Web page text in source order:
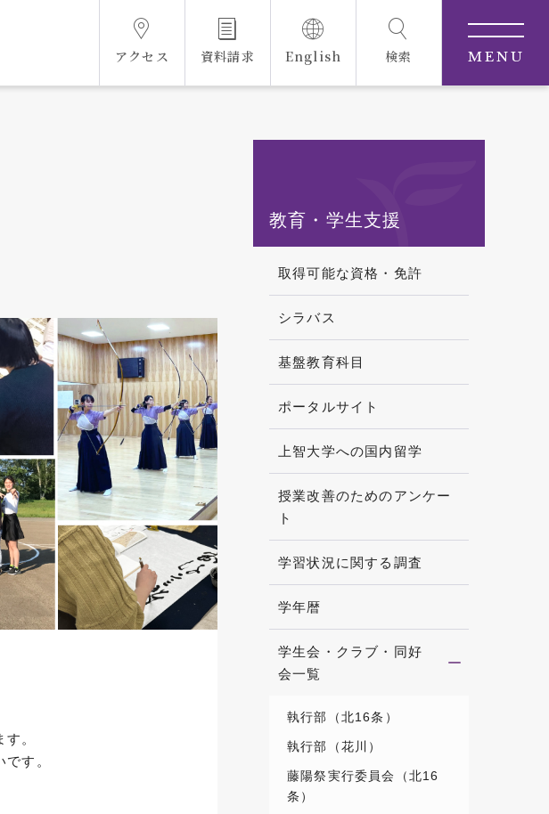
アクセス 資料請求 English 検索 MENU
。
す。
教育・学生支援
取得可能な資格・免許
シラバス
基盤教育科目
ポータルサイト
上智大学への国内留学
授業改善のためのアンケー
ト
学習状況に関する調査
学年暦
学生会・クラブ・同好
会一覧
執行部（北16条）
執行部（花川）
藤陽祭実行委員会（北16
条）